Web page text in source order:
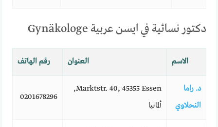
دكتور نسائية في ايسن عربية Gynäkologe
الاسم العنوان رقم الهاتف
د. راما
النحلاوي
Marktstr. 40, 45355 Essen,
ألمانيا
0201678296